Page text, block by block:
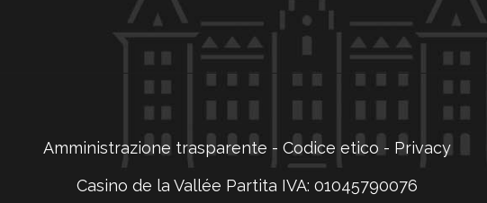
Amministrazione trasparente -Codice etico - Privacy
Casino de la Vallée Partita IVA: 01045790076